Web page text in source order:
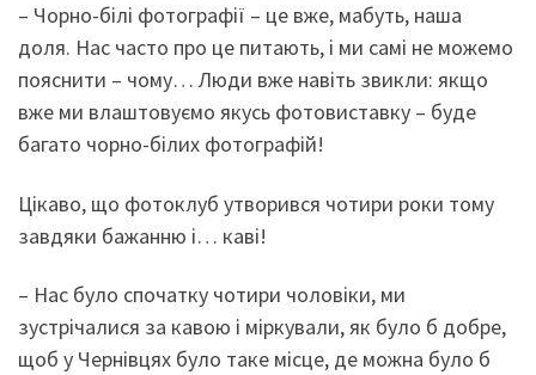
– Чорно-білі фотографії – це вже, мабуть, наша
доля. Нас часто про це питають, і ми самі не можемо
пояснити – чому… Люди вже навіть звикли: якщо
вже ми влаштовуємо якусь фотовиставку – буде
багато чорно-білих фотографій!
Цікаво, що фотоклуб утворився чотири роки тому
завдяки бажанню і… каві!
– Нас було спочатку чотири чоловіки, ми
зустрічалися за кавою і міркували, як було б добре,
щоб у Чернівцях було таке місце, де можна було б